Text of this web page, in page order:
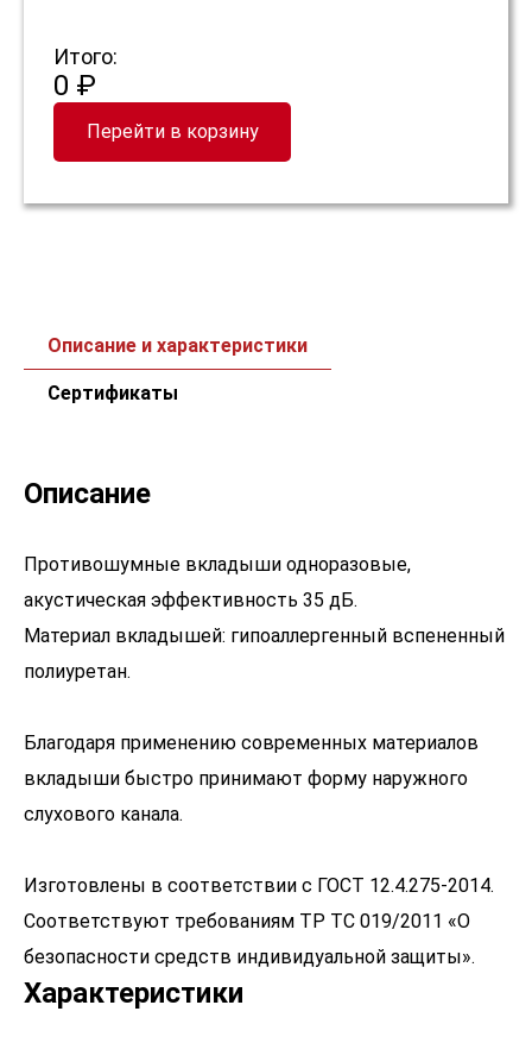
Итого:
0 ₽
Перейти в корзину
Описание и характеристики
Сертификаты
Описание
Противошумные вкладыши одноразовые,
акустическая эффективность 35 дБ.
Материал вкладышей: гипоаллергенный вспененный
полиуретан.
Благодаря применению современных материалов
вкладыши быстро принимают форму наружного
слухового канала.
Изготовлены в соответствии с ГОСТ 12.4.275-2014.
Соответствуют требованиям ТР ТС 019/2011 «О
безопасности средств индивидуальной защиты».
Характеристики